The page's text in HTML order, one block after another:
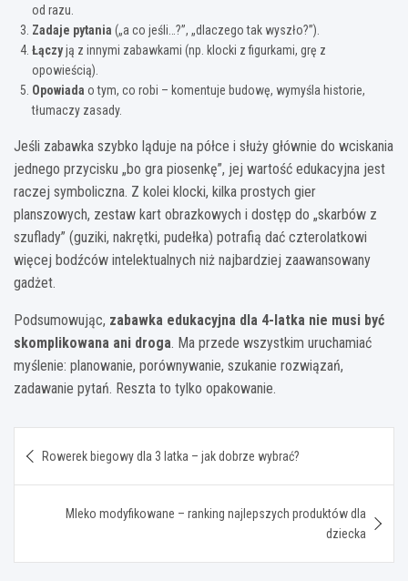
od razu.
Zadaje pytania („a co jeśli…?”, „dlaczego tak wyszło?”).
Łączyją z innymi zabawkami (np. klocki z figurkami, grę z
opowieścią).
Opowiada o tym, co robi – komentuje budowę, wymyśla historie,
tłumaczy zasady.
Jeśli zabawka szybko ląduje na półce i służy głównie do wciskania
jednego przycisku „bo gra piosenkę”, jej wartość edukacyjna jest
raczej symboliczna. Z kolei klocki, kilka prostych gier
planszowych, zestaw kart obrazkowych i dostęp do „skarbów z
szuflady” (guziki, nakrętki, pudełka) potrafią dać czterolatkowi
więcej bodźców intelektualnych niż najbardziej zaawansowany
gadżet.
Podsumowując, zabawka edukacyjna dla 4-latka nie musi być
skomplikowana ani droga. Ma przede wszystkim uruchamiać
myślenie: planowanie, porównywanie, szukanie rozwiązań,
zadawanie pytań. Reszta to tylko opakowanie.
wpisu
Rowerek biegowy dla 3 latka – jak dobrze wybrać?
Mleko modyfikowane – ranking najlepszych produktów dla
dziecka